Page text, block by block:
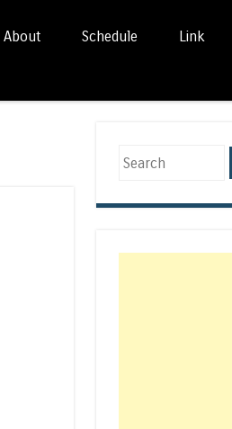
About Schedule Link
Search